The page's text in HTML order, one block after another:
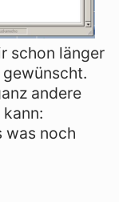
schon länger
andere
was noch